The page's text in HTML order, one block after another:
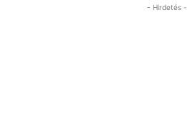
- Hirdetés -